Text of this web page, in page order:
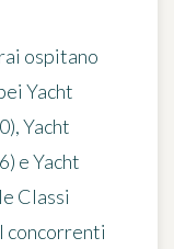
ospitano
Yacht
Yacht
e Yacht
Classi
concorrenti